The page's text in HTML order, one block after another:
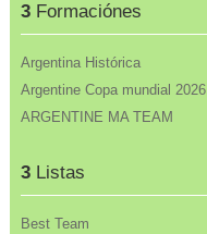
3Formaciónes
Argentina Histórica
Argentine Copa mundial 2026
ARGENTINE MA TEAM
3Listas
Best Team